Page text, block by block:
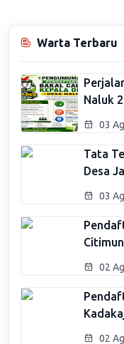
Warta Terbaru
Naluk
03
Tata
Desa
03
02
02